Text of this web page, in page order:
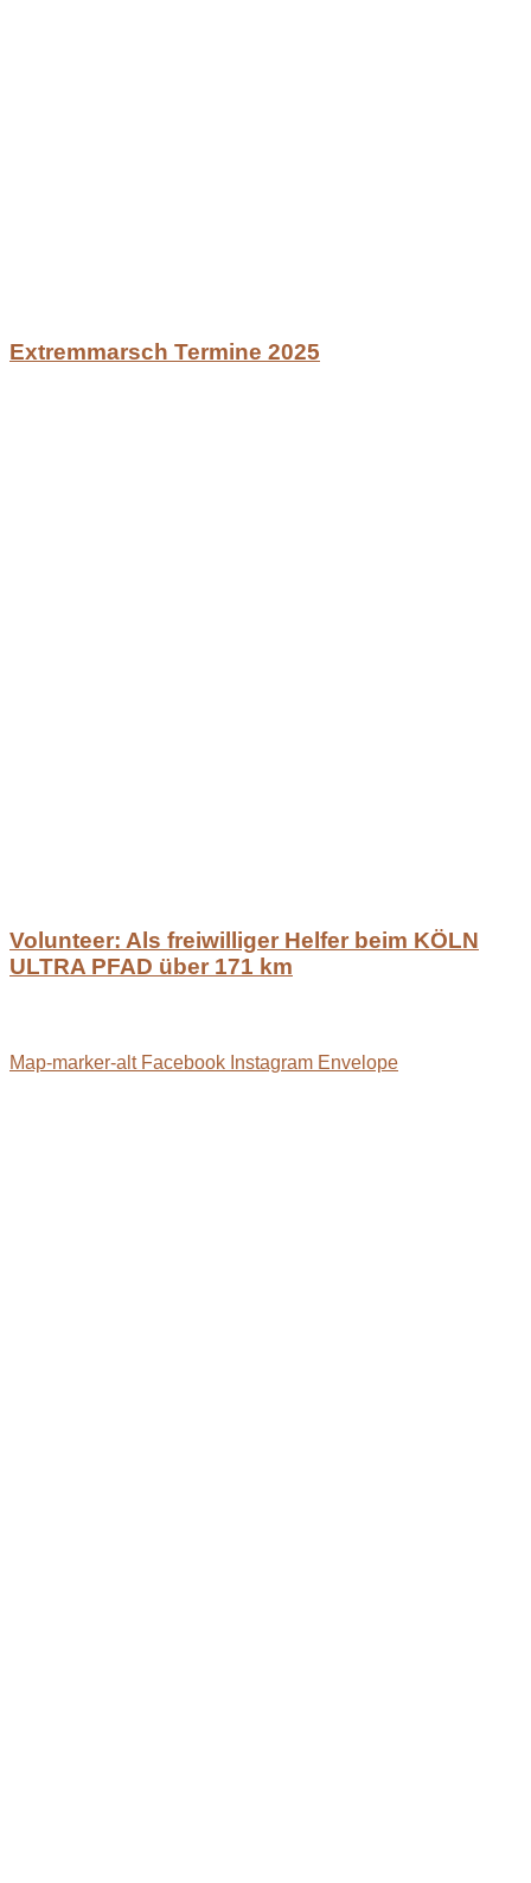
Extremmarsch Termine 2025
Volunteer: Als freiwilliger Helfer beim KÖLN
ULTRA PFAD über 171 km
Map-marker-alt Facebook Instagram Envelope